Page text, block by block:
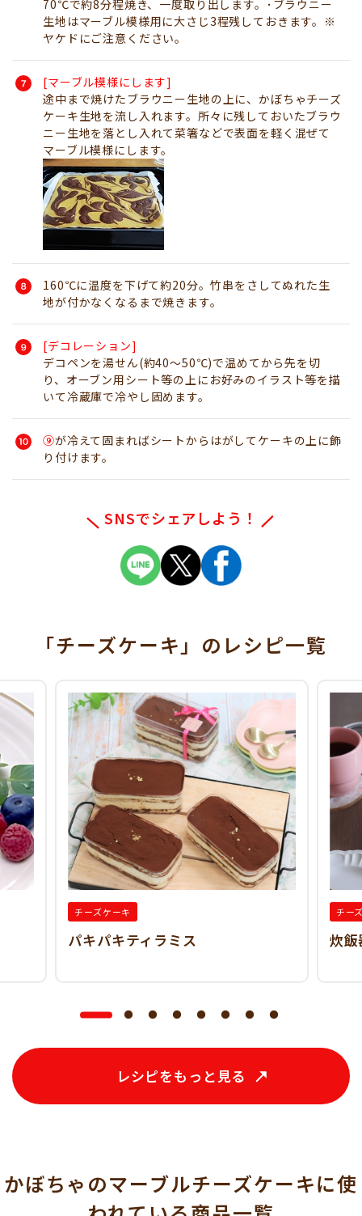
70℃で約8分程焼き、一度取り出します。･ブラウニー
生地はマーブル模様用に大さじ3程残しておきます。※
ヤケドにご注意ください。
[マーブル模様にします]
途中まで焼けたブラウニー生地の上に、かぼちゃチーズ
ケーキ生地を流し入れます。所々に残しておいたブラウ
ニー生地を落とし入れて菜箸などで表面を軽く混ぜて
マーブル模様にします。
160℃に温度を下げて約20分。竹串をさしてぬれた生
地が付かなくなるまで焼きます。
[デコレーション]
デコペンを湯せん(約40～50℃)で温めてから先を切
り、オーブン用シート等の上にお好みのイラスト等を描
いて冷蔵庫で冷やし固めます。
⑨が冷えて固まればシートからはがしてケーキの上に飾
り付けます。
SNSでシェアしよう！
「チーズケーキ」 のレシピ一覧
チーズケーキ
パキパキティラミス
チー
炊
レシピをもっと見る
かぼちゃのマーブルチーズケーキに使